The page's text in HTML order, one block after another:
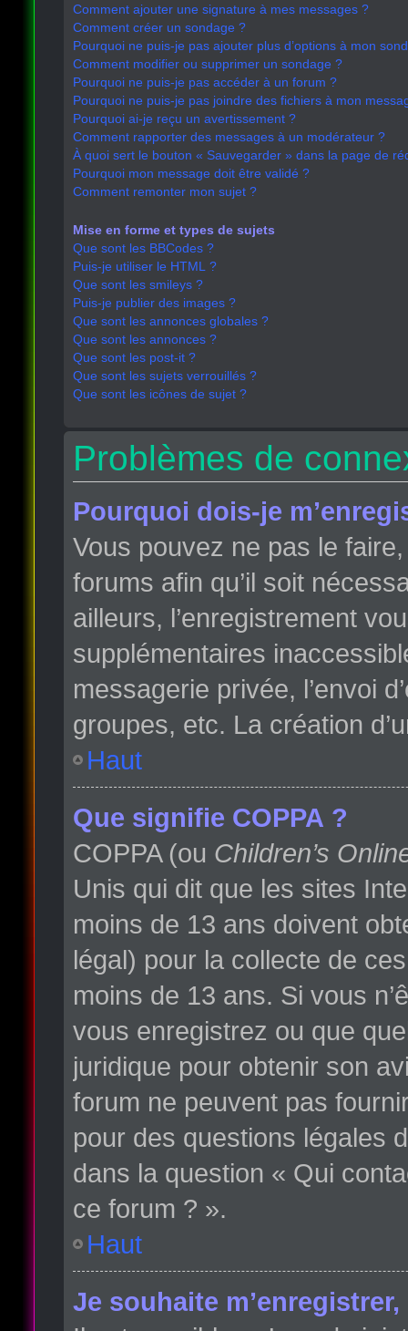
Comment ajouter une signature à mes messages ?
Comment créer un sondage ?
Pourquoi ne puis-je pas ajouter plus d’options à mon
Comment modifier ou supprimer un sondage ?
Pourquoi ne puis-je pas accéder à un forum ?
Pourquoi ne puis-je pas joindre des fichiers à mon
Pourquoi ai-je reçu un avertissement ?
Comment rapporter des messages à un modérateur ?
À quoi sert le bouton « Sauvegarder » dans la page de
Pourquoi mon message doit être validé ?
Comment remonter mon sujet ?
Mise en forme et types de sujets
Que sont les BBCodes ?
Puis-je utiliser le HTML ?
Que sont les smileys ?
Puis-je publier des images ?
Que sont les annonces globales ?
Que sont les annonces ?
Que sont les post-it ?
Que sont les sujets verrouillés ?
Que sont les icônes de sujet ?
Problèmes de
Pourquoi dois-je
Vous pouvez ne pas le
forums afin qu’il soit
ailleurs, l’enregistrement
supplémentaires
messagerie privée, l’envoi
groupes, etc. La création
Haut
Que signifie COPPA ?
COPPA (ou Children’s
Unis qui dit que les sites
moins de 13 ans doivent
légal) pour la collecte de
moins de 13 ans. Si vous
vous enregistrez ou que
juridique pour obtenir son
forum ne peuvent pas
pour des questions légales
dans la question « Qui
ce forum ? ».
Haut
Je souhaite